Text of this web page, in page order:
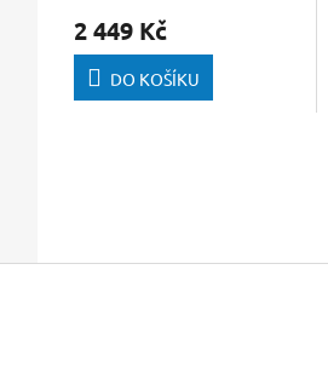
2 449 Kč
DO KOŠÍKU